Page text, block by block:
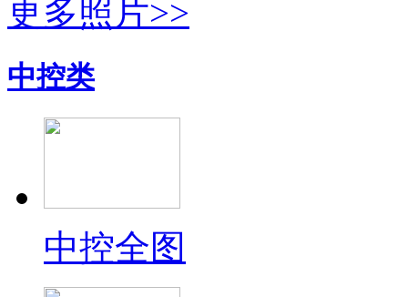
更多照片>>
中控类
中控全图